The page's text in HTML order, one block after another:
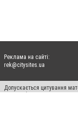
Реклама на сайті:
rek@citysites.ua
Допускається цитування
систем гіперпосилання на